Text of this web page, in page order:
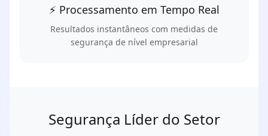
⚡ Processamento em Tempo Real
Resultados instantâneos com medidas de
segurança de nível empresarial
Segurança Líder do Setor